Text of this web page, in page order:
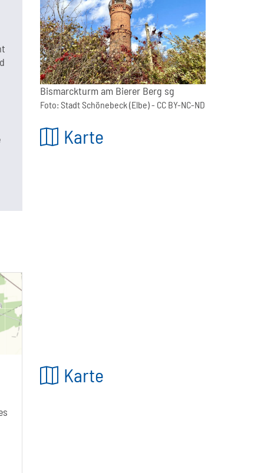
Bismarckturm am Bierer Berg sg
Foto: Stadt Schönebeck (Elbe)- CC BY-NC-ND
Karte
Karte